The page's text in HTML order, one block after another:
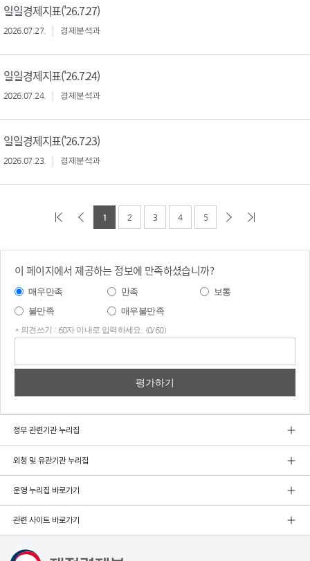
일일경제지표('26.7.27)
2026.07.27. 경제분석과
일일경제지표('26.7.24)
2026.07.24. 경제분석과
일일경제지표('26.7.23)
2026.07.23. 경제분석과
1 2 3 4 5
이 페이지에서 제공하는 정보에 만족하셨습니까?
매우만족 만족
보통
불만족
매우불만족
* 의견쓰기 : 60자 이내로 입력하세요. (0/60)
정부 관련기관 누리집
외청 및 유관기관 누리집
운영 누리집 바로가기
관련 사이트 바로가기